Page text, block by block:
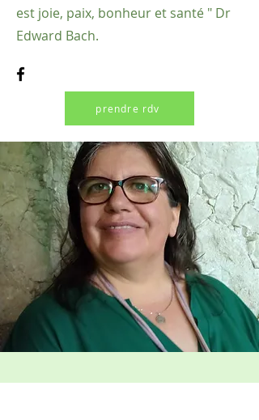
est joie, paix, bonheur et santé " Dr
Edward Bach.
prendre rdv